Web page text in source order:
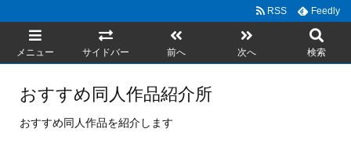
メニュー サイドバー 前へ 次へ 検索
RSS Feedly
おすすめ同人作品紹介所
おすすめ同人作品を紹介します